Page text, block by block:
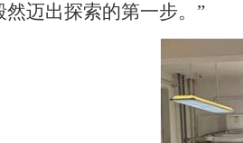
然迈出探索的第一步。”